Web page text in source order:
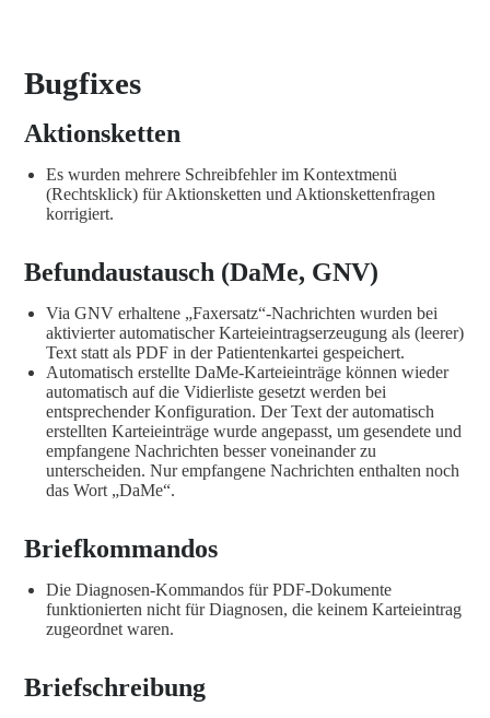
Bugfixes
Aktionsketten
Es wurden mehrere Schreibfehler im Kontextmenü
(Rechtsklick) für Aktionsketten und Aktionskettenfragen
korrigiert.
Befundaustausch (DaMe, GNV)
Via GNV erhaltene „Faxersatz“-Nachrichten wurden bei
aktivierter automatischer Karteieintragserzeugung als (leerer)
Text statt als PDF in der Patientenkartei gespeichert.
Automatisch erstellte DaMe-Karteieinträge können wieder
automatisch auf die Vidierliste gesetzt werden bei
entsprechender Konfiguration. Der Text der automatisch
erstellten Karteieinträge wurde angepasst, um gesendete und
empfangene Nachrichten besser voneinander zu
unterscheiden. Nur empfangene Nachrichten enthalten noch
das Wort „DaMe“.
Briefkommandos
Die Diagnosen-Kommandos für PDF-Dokumente
funktionierten nicht für Diagnosen, die keinem Karteieintrag
zugeordnet waren.
Briefschreibung